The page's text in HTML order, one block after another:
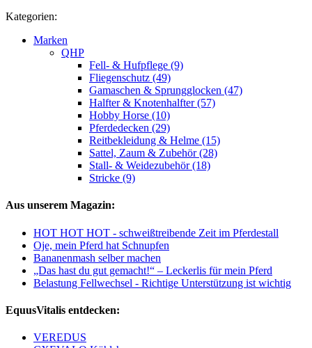
Kategorien:
Marken
QHP
Fell- & Hufpflege (9)
Fliegenschutz (49)
Gamaschen & Sprungglocken (47)
Halfter & Knotenhalfter (57)
Hobby Horse (10)
Pferdedecken (29)
Reitbekleidung & Helme (15)
Sattel, Zaum & Zubehör (28)
Stall- & Weidezubehör (18)
Stricke (9)
Aus unserem Magazin:
HOT HOT HOT - schweißtreibende Zeit im Pferdestall
Oje, mein Pferd hat Schnupfen
Bananenmash selber machen
„Das hast du gut gemacht!“ – Leckerlis für mein Pferd
Belastung Fellwechsel - Richtige Unterstützung ist wichtig
EquusVitalis entdecken:
VEREDUS